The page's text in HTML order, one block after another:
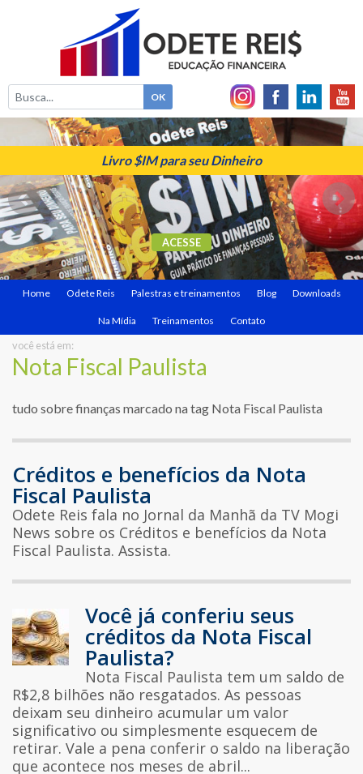
Livro $IM para seu Dinheiro
ACESSE
Home Odete Reis Palestras e treinamentos Blog Downloads
Na Mídia Treinamentos Contato
você está em:
Nota Fiscal Paulista
tudo sobre finanças marcado na tag Nota Fiscal Paulista
Créditos e benefícios da Nota
Fiscal Paulista
Odete Reis fala no Jornal da Manhã da TV Mogi
News sobre os Créditos e benefícios da Nota
Fiscal Paulista. Assista.
Você já conferiu seus
créditos da Nota Fiscal
Paulista?
Nota Fiscal Paulista tem um saldo de
R$2,8 bilhões não resgatados. As pessoas
deixam seu dinheiro acumular um valor
significativo ou simplesmente esquecem de
retirar. Vale a pena conferir o saldo na liberação
que acontece nos meses de abril...